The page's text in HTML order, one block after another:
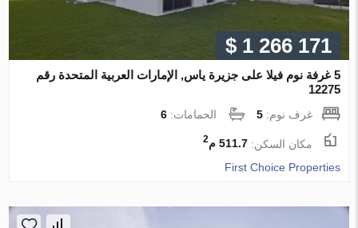
$ 1 266 171
5 غرفة نوم فيلا على جزيرة ياس, الإمارات العربية المتحدة رقم
12275
غرف نوم:5 الحمامات:6
مكان السكن:511.7 م 2
First Choice Properties